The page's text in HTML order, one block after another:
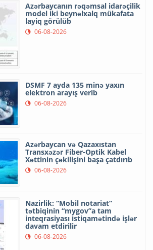
Azərbaycanın rəqəmsal idarəçilik
model iki beynəlxalq mükafata
layiq görülüb
06-08-2026
DSMF 7 ayda 135 minə yaxın
elektron arayış verib
06-08-2026
Azərbaycan və Qazaxıstan
Transxəzər Fiber-Optik Kabel
Xəttinin çəkilişini başa çatdırıb
06-08-2026
Nazirlik: “Mobil notariat”
tətbiqinin “mygov”a tam
inteqrasiyası istiqamətində işlər
davam etdirilir
06-08-2026